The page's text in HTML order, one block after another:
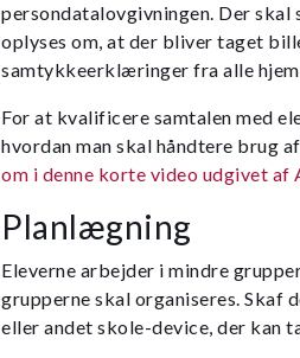
persondatalovgivningen. Der
oplyses om, at der bliver taget
samtykkeerklæringer fra alle
For at kvalificere samtalen med
hvordan man skal håndtere brug
om i denne korte video udgivet af
Planlægning
Eleverne arbejder i mindre
grupperne skal organiseres. Skaf
eller andet skole-device, der kan